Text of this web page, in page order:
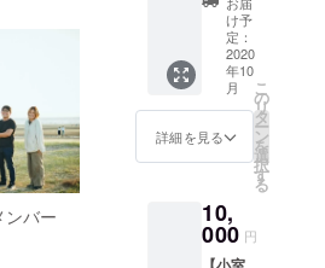
ンバー
Chebi(Photo
grapher)、平
宅正人（株
式会社しわ
株式会社ブ
ンパニーズ
代表取締
役）、牛込
プ・く
るみ・
黒糖コ
コナッ
ツ） ・
宗一郎
珈琲/ド
cafe de
flots/TH
IRD
パッ
ク】 ◆
父母ヶ
浜芸術
祭 フ
リーパ
スチ
ケット
1枚 ◆
浜芸術
祭 オリ
ジナルT
け予
定：
2020
年10
月
詳細を見る
こ
の
リ
タ
ー
ン
を
選
択
す
る
10,
000 円